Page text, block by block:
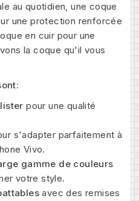
au quotidien, une coque
une protection renforcée
en cuir pour une
la coque qu'il vous
pour une qualité
s'adapter parfaitement à
Vivo.
gamme de couleurs
votre style.
avec des remises